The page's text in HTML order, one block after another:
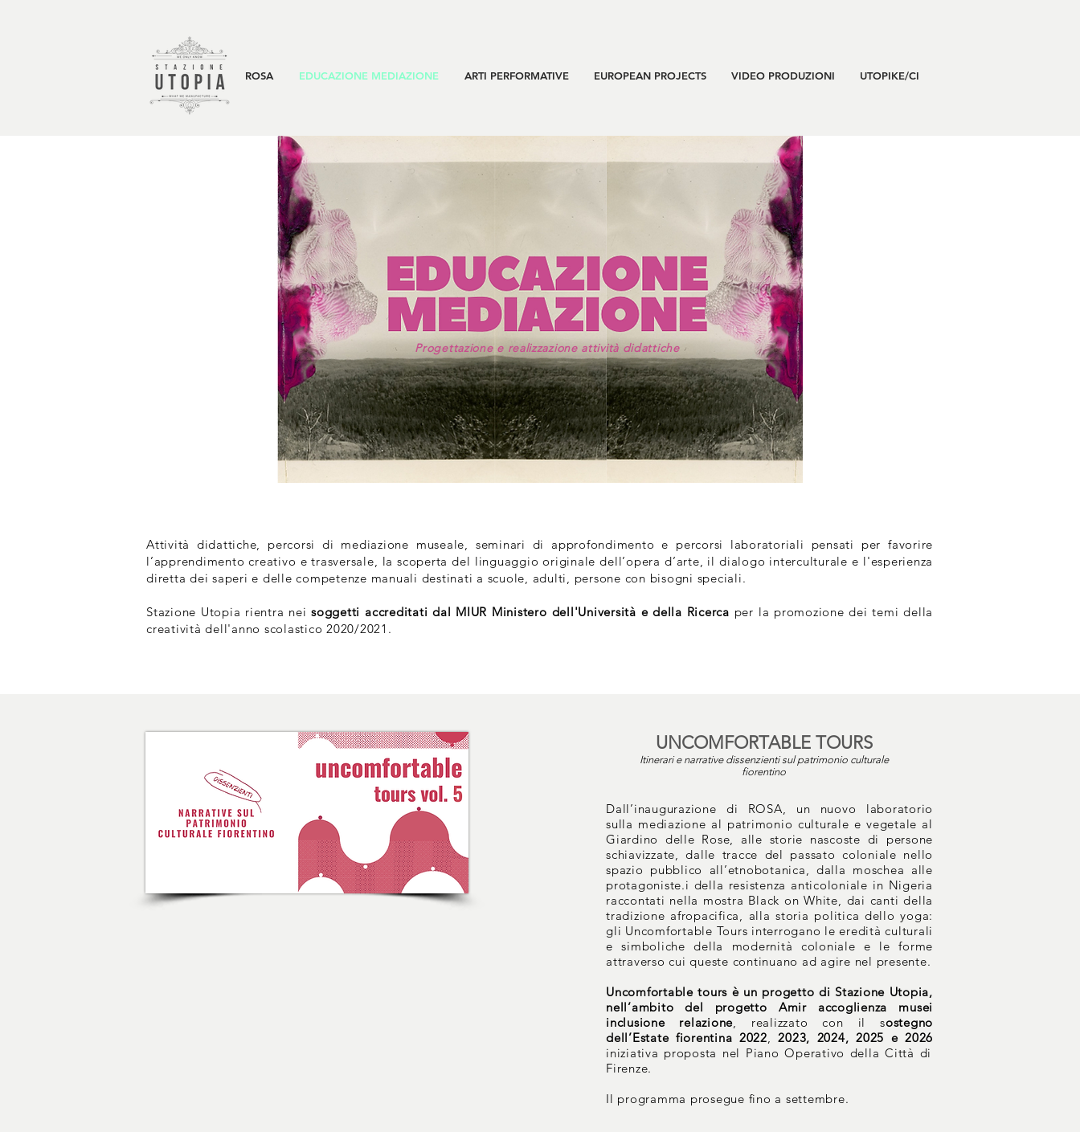
ROSA EDUCAZIONE MEDIAZIONE ARTI PERFORMATIVE EUROPEAN PROJECTS VIDEO PRODUZIONI UTOPIKE/CI
Progettazione e realizzazione attività didattiche
Attività didattiche, percorsi di mediazione museale, seminari di approfondimento e percorsi laboratoriali pensati per favorire
l’apprendimento creativo e trasversale, la scoperta del linguaggio originale dell’opera d’arte, il dialogo interculturale e l'esperienza
diretta dei saperi e delle competenze manuali destinati a scuole, adulti, persone con bisogni speciali.
Stazione Utopia rientra neisoggetti accreditati dal MIUR Ministero dell'Università e della Ricerca per la promozione dei temi della
creatività dell'anno scolastico 2020/2021.
UNCOMFORTABLE TOURS
Itinerari e narrative dissenzienti sul patrimonio culturale
fiorentino
Dall’inaugurazione di ROSA, un nuovo laboratorio
sulla mediazione al patrimonio culturale e vegetale al
Giardino delle Rose, alle storie nascoste di persone
schiavizzate, dalle tracce del passato coloniale nello
spazio pubblico all’etnobotanica, dalla moschea alle
protagoniste.i della resistenza anticoloniale in Nigeria
raccontati nella mostra Black on White, dai canti della
tradizione afropacifica, alla storia politica dello yoga:
gli Uncomfortable Tours interrogano le eredità culturali
e simboliche della modernità coloniale e le forme
attraverso cui queste continuano ad agire nel presente.
Uncomfortable tours è un progetto di Stazione Utopia,
nell’ambito del progetto Amir accoglienza musei
inclusione relazione, realizzato con il sostegno
dell’Estate fiorentina 2022,2023, 2024, 2025 e 2026
iniziativa proposta nel Piano Operativo della Città di
Firenze.
Il programma prosegue fino a settembre.